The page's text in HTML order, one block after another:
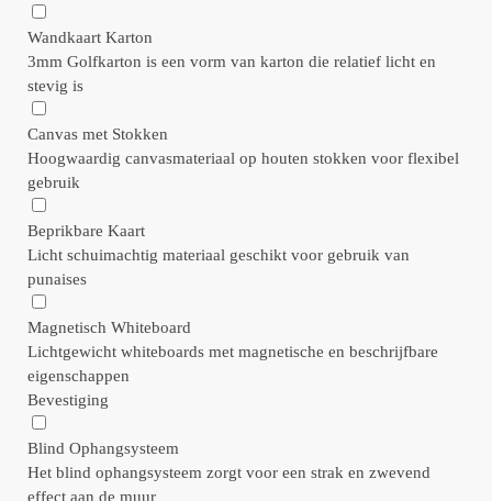
Wandkaart Karton
3mm Golfkarton is een vorm van karton die relatief licht en
stevig is
Canvas met Stokken
Hoogwaardig canvasmateriaal op houten stokken voor flexibel
gebruik
Beprikbare Kaart
Licht schuimachtig materiaal geschikt voor gebruik van
punaises
Magnetisch Whiteboard
Lichtgewicht whiteboards met magnetische en beschrijfbare
eigenschappen
Bevestiging
Blind Ophangsysteem
Het blind ophangsysteem zorgt voor een strak en zwevend
effect aan de muur